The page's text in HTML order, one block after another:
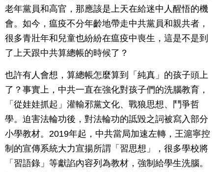
老年黨員和高官，那應該是上天在給迷中人醒悟的機
會。如今，瘟疫不分年齡地帶走中共黨員和親共者，
很多青壯年和兒童也紛紛在瘟疫中喪生，這是不是到
了上天跟中共算總帳的時候了？
也許有人會想，算總帳怎麼算到「純真」的孩子頭上
了？事實上，中共一直在強化對孩子們的洗腦教育，
「從娃娃抓起」灌輸邪黨文化、戰狼思想、鬥爭哲
學。迫害法輪功後，對法輪功的詆毀之詞被寫入部分
小學教材。2019年起，中共當局加速左轉，王滬寧控
制的宣傳系統大力宣揚所謂「習思想」，很多學校將
「習語錄」等獻諂內容列為教材，強制給學生洗腦。